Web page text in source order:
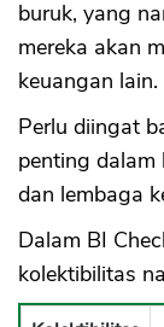
buruk, yang
mereka akan
keuangan lain.
Perlu diingat
penting dalam
dan lembaga
Dalam BI
kolektibilitas